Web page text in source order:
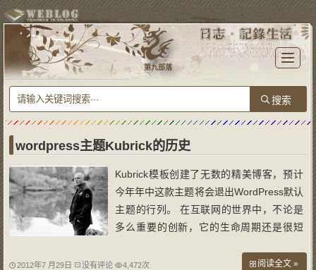
T
o
l
e
n
i
n
第九部落
wordpress主题Kubrick的历史
Kubrick模板创建了无数的精美博客，预计
今年年中这款主题将会退出WordPress默认
主题的行列。 在互联网的世界中，不论是
多么重要的创新，它的生命周期还是很短
常完美。 自从2005年，年轻的丹麦技术奇
2012年7 月29日 没有评论 4,472次 阅读全文 »